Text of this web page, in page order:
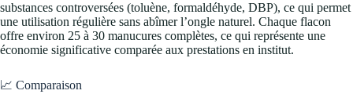
substances controversées (toluène, formaldéhyde, DBP), ce qui permet
une utilisation régulière sans abîmer l’ongle naturel. Chaque flacon
offre environ 25 à 30 manucures complètes, ce qui représente une
économie significative comparée aux prestations en institut.
📈 Comparaison